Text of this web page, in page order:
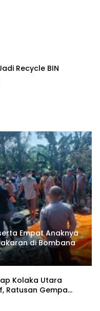
Recycle BIN
Empat Anaknya
di Bombana
Kolaka Utara
Ratusan Gempa